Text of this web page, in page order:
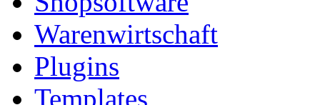
Warenwirtschaft
Plugins
Templates